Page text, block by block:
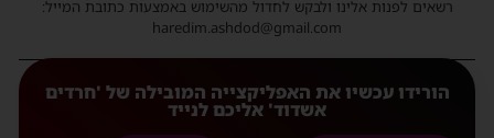
רשאים לפנות אלינו ולבקש לחדול מהשימוש באמצעות כתובת המייל:
haredim.ashdod@gmail.com
הורידו עכשיו את האפליקצייה המובילה של 'חרדים
אשדוד' אליכם לנייד